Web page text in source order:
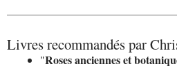
Livres recommandés par
"Roses anciennes et